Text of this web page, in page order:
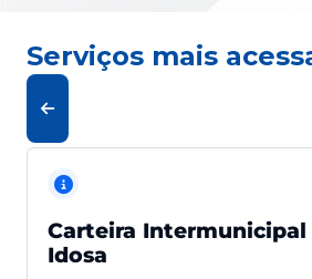
Serviços mais
Carteira Intermunicipal
Idosa